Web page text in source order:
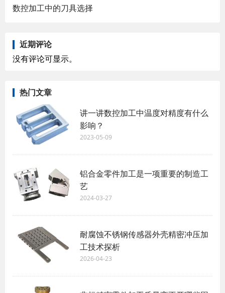
数控加工中的刀具选择
近期评论
没有评论可显示。
热门文章
讲一讲数控加工中温度对精度有什么
影响？
2023-05-09
铝合金零件加工是一项重要的制造工
艺
2024-03-27
耐腐蚀不锈钢传感器外壳精密冲压加
工技术探析
2026-04-23